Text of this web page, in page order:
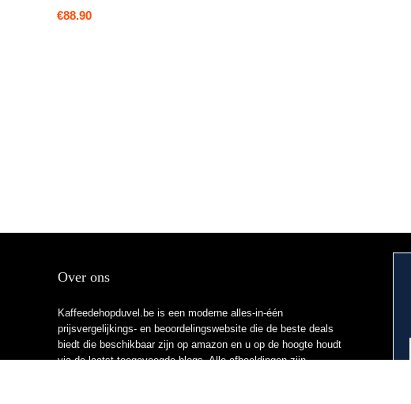
€88.90
Over ons
Kaffeedehopduvel.be is een moderne alles-in-één
prijsvergelijkings- en beoordelingswebsite die de beste deals
biedt die beschikbaar zijn op amazon en u op de hoogte houdt
via de laatst toegevoegde blogs. Alle afbeeldingen zijn